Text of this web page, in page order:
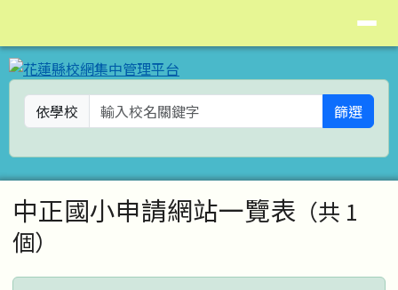
依學校 篩選
主內容區域
中正國小申請網站一覽表 （共 1
個）
頁尾區域